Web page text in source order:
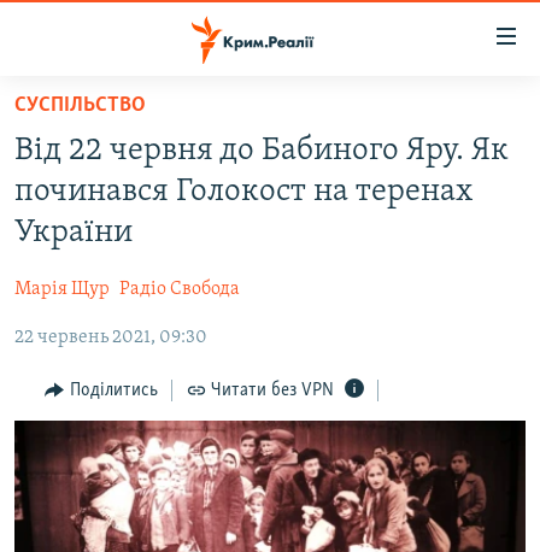
Перейти
основного
матеріалу
Перейти
до
основної
навігації
Перейти
пошуку
ВОДА.КРИМ
ВІДЕО ТА ФОТО
БЛОГИ
ПОГЛЯД
ІНТЕРВ'Ю
ВСЕ ЗА ДЕНЬ
СПЕЦПРОЕКТИ
ДЕПОРТАЦІЯ
ЯК ОБІЙТИ БЛОКУВАННЯ
СУСПІЛЬСТВО
Від 22 червня до Бабиного Яру. Як
починався Голокост на теренах
України
Марія Щур Радіо Свобода
22 червень 2021, 09:30
Поділитись Читати без VPN